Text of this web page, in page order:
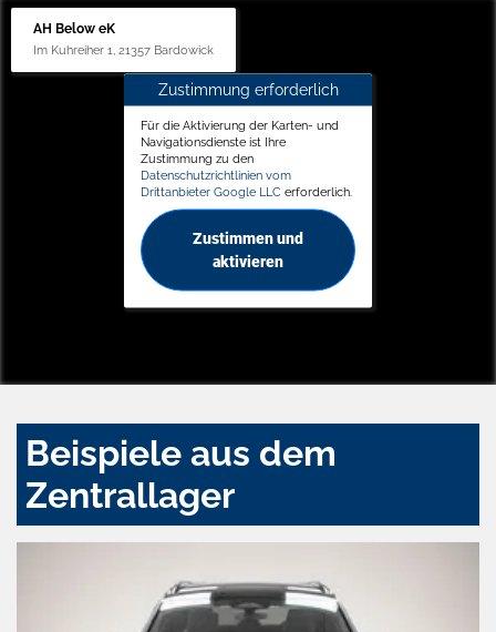
AH Below eK
Im Kuhreiher 1, 21357 Bardowick
Zustimmung erforderlich
Für die Aktivierung der Karten- und
Navigationsdienste ist Ihre
Zustimmung zu den
Datenschutzrichtlinien vom
Drittanbieter Google LLC erforderlich.
Zustimmen und
aktivieren
Beispiele aus dem
Zentrallager